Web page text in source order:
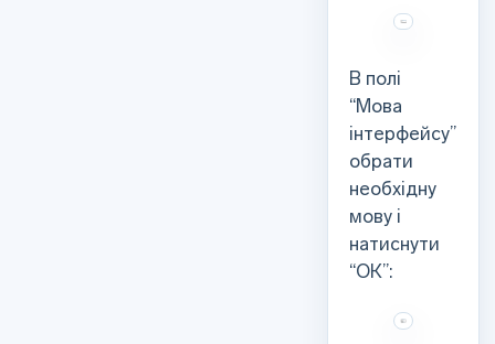
В полі
“Мова
інтерфейсу”
обрати
необхідну
мову і
натиснути
“ОК”: